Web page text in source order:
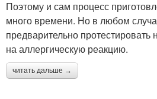
Поэтому и сам процесс
много времени. Но в любом
предварительно
на аллергическую реакцию.
читать дальше →